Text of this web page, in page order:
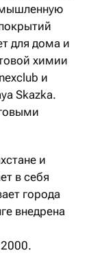
для дома и
химии
и
Skazka.
и
в себя
города
внедрена